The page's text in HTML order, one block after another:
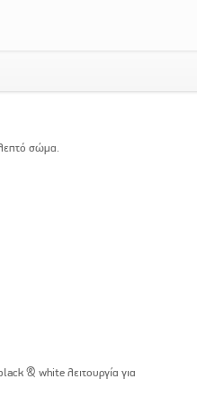
σώμα.
& white λειτουργία για